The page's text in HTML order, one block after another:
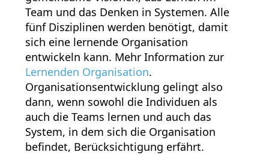
Team und das Denken in Systemen. Alle
fünf Disziplinen werden benötigt, damit
sich eine lernende Organisation
entwickeln kann. Mehr Information zur
Lernenden Organisation.
Organisationsentwicklung gelingt also
dann, wenn sowohl die Individuen als
auch die Teams lernen und auch das
System, in dem sich die Organisation
befindet, Berücksichtigung erfährt.